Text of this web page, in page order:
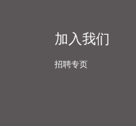
加入我们
招聘专页